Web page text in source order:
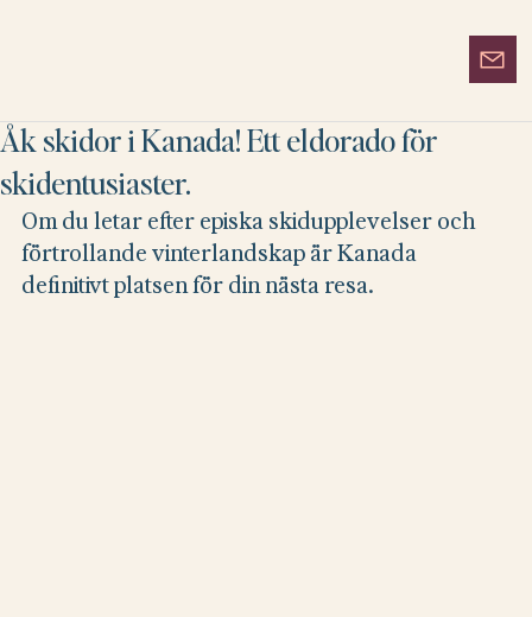
Åk skidor i Kanada! Ett eldorado för
skidentusiaster.
Om du letar efter episka skidupplevelser och
förtrollande vinterlandskap är Kanada
definitivt platsen för din nästa resa.